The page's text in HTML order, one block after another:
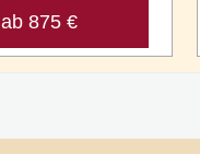
ab 875 €